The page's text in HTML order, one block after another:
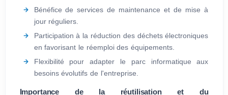
Bénéfice de services de maintenance et de mise à
jour réguliers.
Participation à la réduction des déchets électroniques
en favorisant le réemploi des équipements.
Flexibilité pour adapter le parc informatique aux
besoins évolutifs de l'entreprise.
Importance de la réutilisation et du